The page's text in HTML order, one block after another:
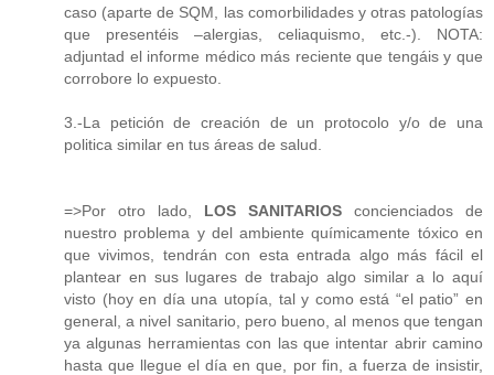
caso (aparte de SQM, las comorbilidades y otras patologías
que presentéis –alergias, celiaquismo, etc.-). NOTA:
adjuntad el informe médico más reciente que tengáis y que
corrobore lo expuesto.
3.-La petición de creación de un protocolo y/o de una
politica similar en tus áreas de salud.
=>Por otro lado, LOS SANITARIOS concienciados de
nuestro problema y del ambiente químicamente tóxico en
que vivimos, tendrán con esta entrada algo más fácil el
plantear en sus lugares de trabajo algo similar a lo aquí
visto (hoy en día una utopía, tal y como está “el patio” en
general, a nivel sanitario, pero bueno, al menos que tengan
ya algunas herramientas con las que intentar abrir camino
hasta que llegue el día en que, por fin, a fuerza de insistir,